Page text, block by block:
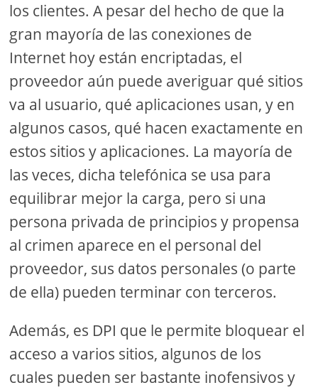
los clientes. A pesar del hecho de que la
gran mayoría de las conexiones de
Internet hoy están encriptadas, el
proveedor aún puede averiguar qué sitios
va al usuario, qué aplicaciones usan, y en
algunos casos, qué hacen exactamente en
estos sitios y aplicaciones. La mayoría de
las veces, dicha telefónica se usa para
equilibrar mejor la carga, pero si una
persona privada de principios y propensa
al crimen aparece en el personal del
proveedor, sus datos personales (o parte
de ella) pueden terminar con terceros.
Además, es DPI que le permite bloquear el
acceso a varios sitios, algunos de los
cuales pueden ser bastante inofensivos y